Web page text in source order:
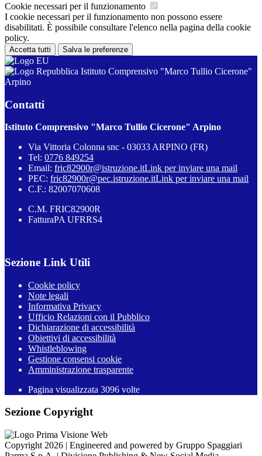
Cookie necessari per il funzionamento
I cookie necessari per il funzionamento non possono essere
disabilitati. È possibile consultare l'elenco nella pagina della cookie
policy.
Accetta tutti Salva le preferenze
Istituto Comprensivo "Marco Tullio Cicerone"
Arpino
Contatti
Istituto Comprensivo "Marco Tullio Cicerone" Arpino
Via Vittoria Colonna snc - 03033 ARPINO (FR)
Tel: 0776 849254
Email: fric82900r@istruzione.itLink per inviare una mail
PEC: fric82900r@pec.istruzione.itLink per inviare una mail
C.F.: 82007070608
C.M. FRIC82900R
FatturaPA UFRRS4
Sezione Link Utili
Cookie policy
Note legali
Informativa Privacy
Ufficio Relazioni con il Pubblico
Dichiarazione di accessibilità
Obiettivi di accessibilità
Whistleblowing
Gestione consensi cookie
Amministrazione trasparente
Pagina visualizzata 3096 volte
Sezione Copyright
Copyright 2026 | Engineered and powered by Gruppo Spaggiari